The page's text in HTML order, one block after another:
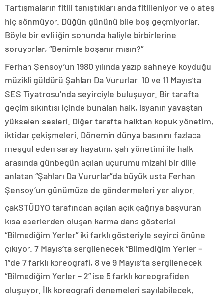
Tartışmaların fitili tanıştıkları anda fitilleniyor ve o ateş
hiç sönmüyor. Düğün gününü bile boş geçmiyorlar.
Böyle bir evliliğin sonunda haliyle birbirlerine
soruyorlar, “Benimle boşanır mısın?”
Ferhan Şensoy’un 1980 yılında yazıp sahneye koyduğu
müzikli güldürü Şahları Da Vururlar, 10 ve 11 Mayıs’ta
SES Tiyatrosu’nda seyirciyle buluşuyor. Bir tarafta
geçim sıkıntısı içinde bunalan halk, isyanın yavaştan
yükselen sesleri. Diğer tarafta halktan kopuk yönetim,
iktidar çekişmeleri. Dönemin dünya basınını fazlaca
meşgul eden saray hayatını, şah yönetimi ile halk
arasında günbegün açılan uçurumu mizahi bir dille
anlatan “Şahları Da Vururlar”da büyük usta Ferhan
Şensoy’un günümüze de göndermeleri yer alıyor.
çakSTÜDYO tarafından açılan açık çağrıya başvuran
kısa eserlerden oluşan karma dans gösterisi
“Bilmediğim Yerler” iki farklı gösteriyle seyirci önüne
çıkıyor. 7 Mayıs’ta sergilenecek “Bilmediğim Yerler –
1”de 7 farklı koreografi, 8 ve 9 Mayıs’ta sergilenecek
“Bilmediğim Yerler – 2” ise 5 farklı koreografiden
oluşuyor. İlk koreografi denemeleri sayılabilecek,